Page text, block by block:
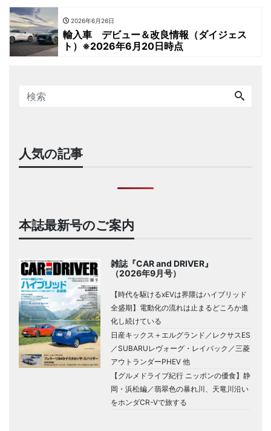
2026年6月26日
輸入車 デビュー＆改良情報（ダイジェス
ト）※2026年6月20日時点
人気の記事
本誌最新号のご案内
雑誌『CAR and DRIVER』
（2026年9月号）
【時代を駆けるxEVは界隈はハイブリッド
全盛期】電動化の流れは止まるどころか進
化し続けている
日産キックス＋エルグランド／レクサスES
／SUBARUレヴォーグ・レイバック／三菱
アウトランダーPHEV 他
【グルメドライブ紀行 ニッポンの優食】静
岡・浜松編／翡翠色の暴れ川、天竜川沿い
をホンダCR-Vで旅する